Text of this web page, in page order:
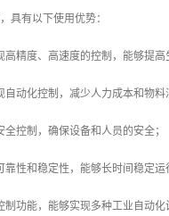
具有以下使用优势：
精度、高速度的控制，能够提高
动化控制，减少人力成本和物料
控制，确保设备和人员的安全；
性和稳定性，能够长时间稳定运
功能，能够实现多种工业自动